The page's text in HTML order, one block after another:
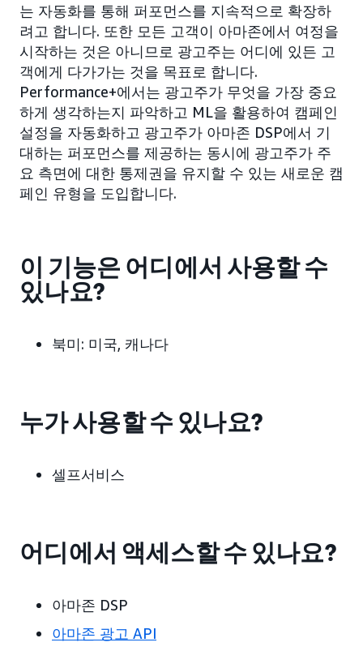
는 자동화를 통해 퍼포먼스를 지속적으로 확장하
려고 합니다. 또한 모든 고객이 아마존에서 여정을
시작하는 것은 아니므로 광고주는 어디에 있든 고
객에게 다가가는 것을 목표로 합니다.
Performance+에서는 광고주가 무엇을 가장 중요
하게 생각하는지 파악하고 ML을 활용하여 캠페인
설정을 자동화하고 광고주가 아마존 DSP에서 기
대하는 퍼포먼스를 제공하는 동시에 광고주가 주
요 측면에 대한 통제권을 유지할 수 있는 새로운 캠
페인 유형을 도입합니다.
이 기능은 어디에서 사용할 수
있나요?
북미: 미국, 캐나다
누가 사용할 수 있나요?
셀프서비스
어디에서 액세스할 수 있나요?
아마존 DSP
아마존 광고 API